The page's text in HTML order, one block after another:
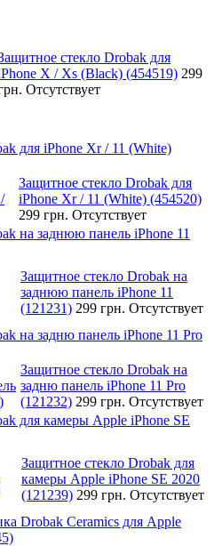
стекло Drobak для
X / Xs (Black) (454519) 299
Отсутствует
для iPhone Xr / 11 (White)
Защитное стекло Drobak для
iPhone Xr / 11 (White) (454520)
299 грн. Отсутствует
на заднюю панель iPhone 11
Защитное стекло Drobak на
заднюю панель iPhone 11
(121231) 299 грн. Отсутствует
на задню панель iPhone 11 Pro
Защитное стекло Drobak на
задню панель iPhone 11 Pro
(121232) 299 грн. Отсутствует
для камеры Apple iPhone SE
Защитное стекло Drobak для
камеры Apple iPhone SE 2020
(121239) 299 грн. Отсутствует
Drobak Ceramics для Apple